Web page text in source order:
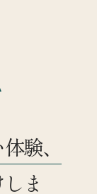
験、
ま